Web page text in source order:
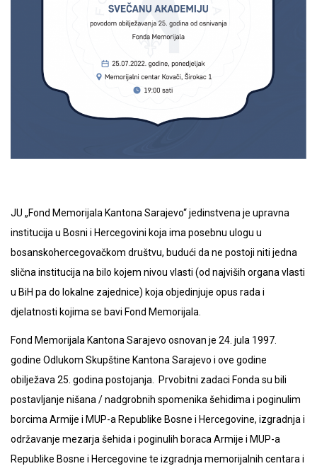
JU „Fond Memorijala Kantona Sarajevo“ jedinstvena je upravna
institucija u Bosni i Hercegovini koja ima posebnu ulogu u
bosanskohercegovačkom društvu, budući da ne postoji niti jedna
slična institucija na bilo kojem nivou vlasti (od najviših organa vlasti
u BiH pa do lokalne zajednice) koja objedinjuje opus rada i
djelatnosti kojima se bavi Fond Memorijala.
Fond Memorijala Kantona Sarajevo osnovan je 24. jula 1997.
godine Odlukom Skupštine Kantona Sarajevo i ove godine
obilježava 25. godina postojanja. Prvobitni zadaci Fonda su bili
postavljanje nišana / nadgrobnih spomenika šehidima i poginulim
borcima Armije i MUP-a Republike Bosne i Hercegovine, izgradnja i
održavanje mezarja šehida i poginulih boraca Armije i MUP-a
Republike Bosne i Hercegovine te izgradnja memorijalnih centara i